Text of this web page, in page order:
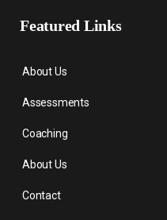
Featured Links
About Us
Assessments
Coaching
About Us
Contact